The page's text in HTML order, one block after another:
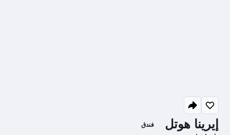
إيرينا هوتل فندق